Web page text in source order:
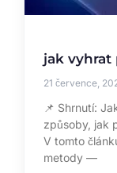
jak vyhrat
21 července,
📌 Shrnutí:
způsoby, jak
V tomto
metody —